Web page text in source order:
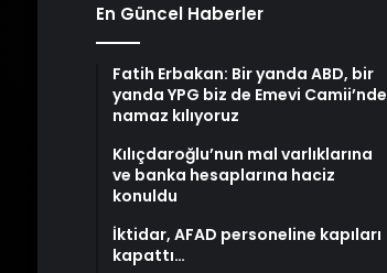
En Güncel Haberler
Fatih Erbakan: Bir yanda ABD, bir
yanda YPG biz de Emevi Camii’nde
namaz kılıyoruz
Kılıçdaroğlu’nun mal varlıklarına
ve banka hesaplarına haciz
konuldu
İktidar, AFAD personeline kapıları
kapattı…